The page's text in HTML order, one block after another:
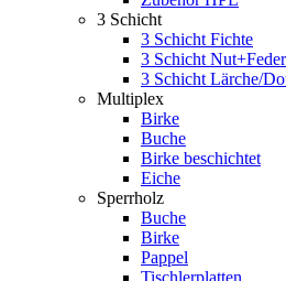
3 Schicht
3 Schicht Fichte
3 Schicht Nut+Feder
3 Schicht Lärche/
Multiplex
Birke
Buche
Birke beschichtet
Eiche
Sperrholz
Buche
Birke
Pappel
Tischlerplatten